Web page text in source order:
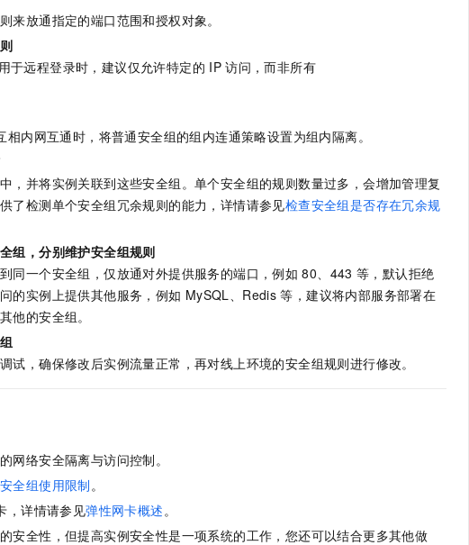
来放通指定的端口范围和授权对象。
于远程登录时，建议仅允许特定的 IP 访问，而非所有
相内网互通时，将普通安全组的组内连通策略设置为组内隔离。
，并将实例关联到这些安全组。单个安全组的规则数量过多，会增加管理复
了检测单个安全组冗余规则的能力，详情请参见检查安全组是否存在冗余规
组，分别维护安全组规则
同一个安全组，仅放通对外提供服务的端口，例如 80、443 等，默认拒绝
的实例上提供其他服务，例如 MySQL、Redis 等，建议将内部服务部署在
他的安全组。
试，确保修改后实例流量正常，再对线上环境的安全组规则进行修改。
网络安全隔离与访问控制。
安全组使用限制。
，详情请参见弹性网卡概述。
安全性，但提高实例安全性是一项系统的工作，您还可以结合更多其他做